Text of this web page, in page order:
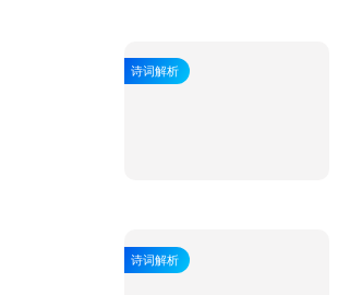
诗词解析
诗词解析